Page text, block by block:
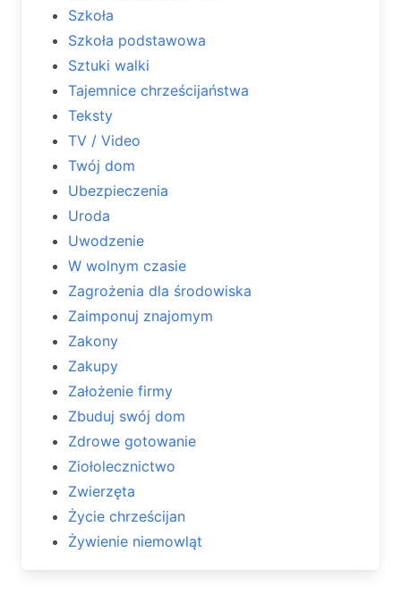
Szkoła
Szkoła podstawowa
Sztuki walki
Tajemnice chrześcijaństwa
Teksty
TV / Video
Twój dom
Ubezpieczenia
Uroda
Uwodzenie
W wolnym czasie
Zagrożenia dla środowiska
Zaimponuj znajomym
Zakony
Zakupy
Założenie firmy
Zbuduj swój dom
Zdrowe gotowanie
Ziołolecznictwo
Zwierzęta
Życie chrześcijan
Żywienie niemowląt